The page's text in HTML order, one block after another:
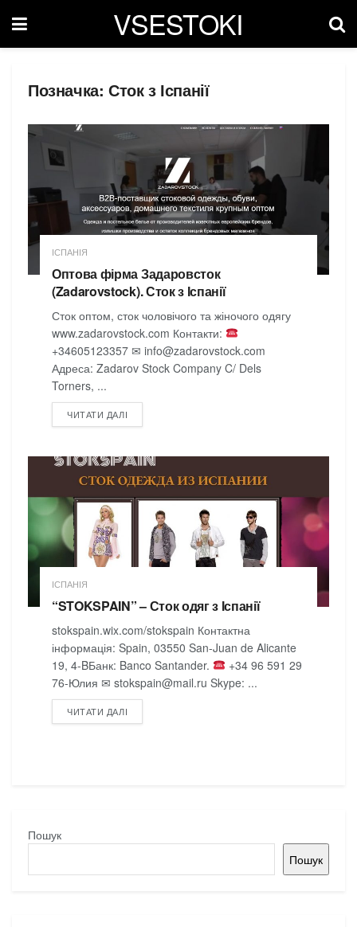
VSESTOKI
Позначка: Сток з Іспанії
ІСПАНІЯ
Оптова фірма Задаровсток
(Zadarovstock). Сток з Іспанії
Сток оптом, сток чоловічого та жіночого одягу
www.zadarovstock.com Контакти:
+34605123357 ✉ info@zadarovstock.com
Адреса: Zadarov Stock Company C/ Dels
Torners, ...
ЧИТАТИ ДАЛІ
ІСПАНІЯ
“STOKSPAIN” – Сток одяг з Іспанії
stokspain.wix.com/stokspain Контактна
інформація: Spain, 03550 San-Juan de Alicante
19, 4-BБанк: Banco Santander.
+34 96 591 29
76-Юлия ✉ stokspain@mail.ru Skype: ...
ЧИТАТИ ДАЛІ
Пошук
Пошук